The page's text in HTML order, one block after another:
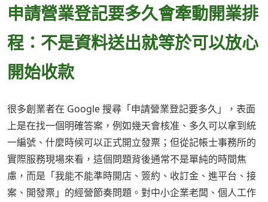
申請營業登記要多久會牽動開業排
程：不是資料送出就等於可以放心
開始收款
很多創業者在 Google 搜尋「申請營業登記要多久」，表面
上是在找一個明確答案，例如幾天會核准、多久可以拿到統
一編號、什麼時候可以正式開立發票；但從記帳士事務所的
實際服務現場來看，這個問題背後通常不是單純的時間焦
慮，而是「我能不能準時開店、簽約、收訂金、進平台、接
案、開發票」的經營節奏問題。對中小企業老闆、個人工作